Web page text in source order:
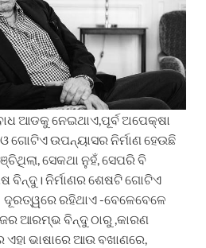
ଆଡକୁ ନେଇଥାଏ,ପୂର୍ବ ଅପେକ୍ଷା
ଗୋଟିଏ ଉପନ୍ୟାସର ନିର୍ମାଣ ହେଉଛି
ସେକଥା ନୁହଁ, ସେପରି ବି
ବିନ୍ଦୁ। ନିର୍ମାଣର ଶେଷଟି ଗୋଟିଏ
ରହିଥାଏ -ବେଳେବେଳେ
ଆରମ୍ଭ ବିନ୍ଦୁ ଠାରୁ ,କାରଣ
ଭାଷାରେ ଆଉ ବଖାଣରେ,